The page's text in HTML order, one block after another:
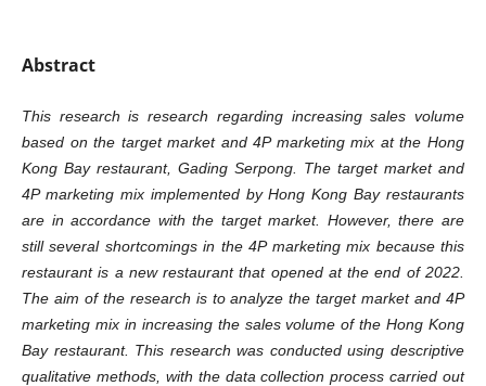
Abstract
This research is research regarding increasing sales volume
based on the target market and 4P marketing mix at the Hong
Kong Bay restaurant, Gading Serpong. The target market and
4P marketing mix implemented by Hong Kong Bay restaurants
are in accordance with the target market. However, there are
still several shortcomings in the 4P marketing mix because this
restaurant is a new restaurant that opened at the end of 2022.
The aim of the research is to analyze the target market and 4P
marketing mix in increasing the sales volume of the Hong Kong
Bay restaurant. This research was conducted using descriptive
qualitative methods, with the data collection process carried out